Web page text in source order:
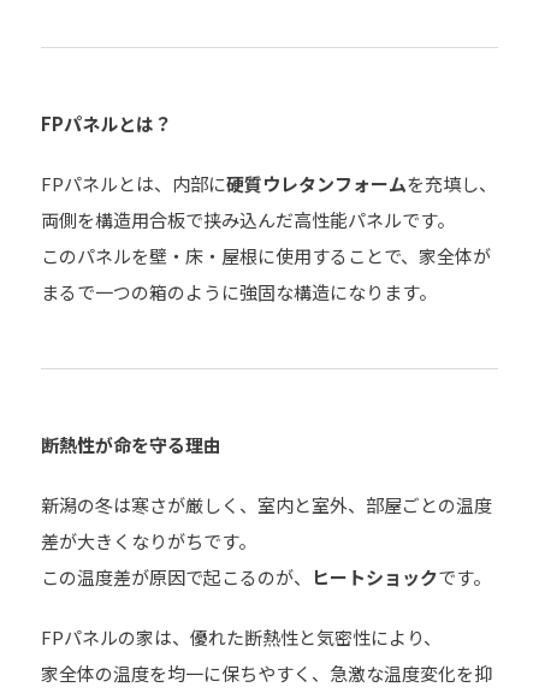
FPパネルとは？
FPパネルとは、内部に硬質ウレタンフォームを充填し、
両側を構造用合板で挟み込んだ高性能パネルです。
このパネルを壁・床・屋根に使用することで、家全体が
まるで一つの箱のように強固な構造になります。
断熱性が命を守る理由
新潟の冬は寒さが厳しく、室内と室外、部屋ごとの温度
差が大きくなりがちです。
この温度差が原因で起こるのが、
ヒートショックです。
FPパネルの家は、優れた断熱性と気密性により、
家全体の温度を均一に保ちやすく、急激な温度変化を抑